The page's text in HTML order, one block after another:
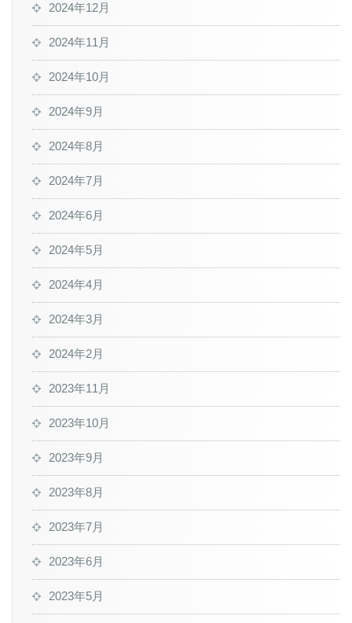
2024年12月
2024年11月
2024年10月
2024年9月
2024年8月
2024年7月
2024年6月
2024年5月
2024年4月
2024年3月
2024年2月
2023年11月
2023年10月
2023年9月
2023年8月
2023年7月
2023年6月
2023年5月